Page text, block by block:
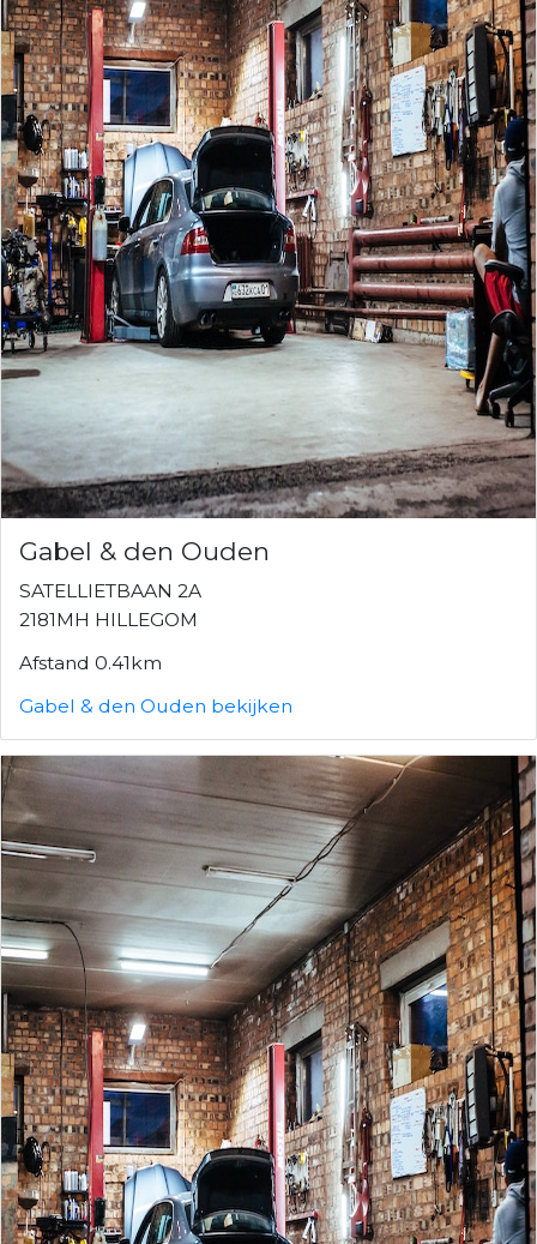
Gabel & den Ouden
SATELLIETBAAN 2A
2181MH HILLEGOM
Afstand 0.41km
Gabel & den Ouden bekijken